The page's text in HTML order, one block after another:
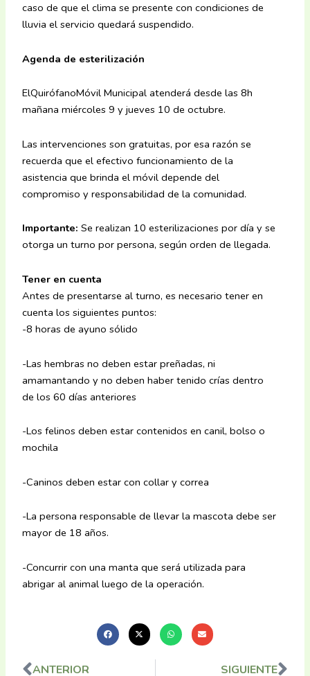
caso de que el clima se presente con condiciones de
lluvia el servicio quedará suspendido.
Agenda de esterilización
ElQuirófanoMóvil Municipal atenderá desde las 8h
mañana miércoles 9 y jueves 10 de octubre.
Las intervenciones son gratuitas, por esa razón se
recuerda que el efectivo funcionamiento de la
asistencia que brinda el móvil depende del
compromiso y responsabilidad de la comunidad.
Importante: Se realizan 10 esterilizaciones por día y se
otorga un turno por persona, según orden de llegada.
Tener en cuenta
Antes de presentarse al turno, es necesario tener en
cuenta los siguientes puntos:
-8 horas de ayuno sólido
-Las hembras no deben estar preñadas, ni
amamantando y no deben haber tenido crías dentro
de los 60 días anteriores
-Los felinos deben estar contenidos en canil, bolso o
mochila
-Caninos deben estar con collar y correa
-La persona responsable de llevar la mascota debe ser
mayor de 18 años.
-Concurrir con una manta que será utilizada para
abrigar al animal luego de la operación.
ANTERIOR SIGUIENTE